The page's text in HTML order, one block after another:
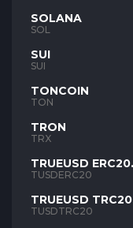
SOLANA
SOL
SUI
SUI
TONCOIN
TON
TRON
TRX
TRUEUSD ERC20
TUSD
TUSDERC20
TRUEUSD TRC20
TUSD
TUSDTRC20